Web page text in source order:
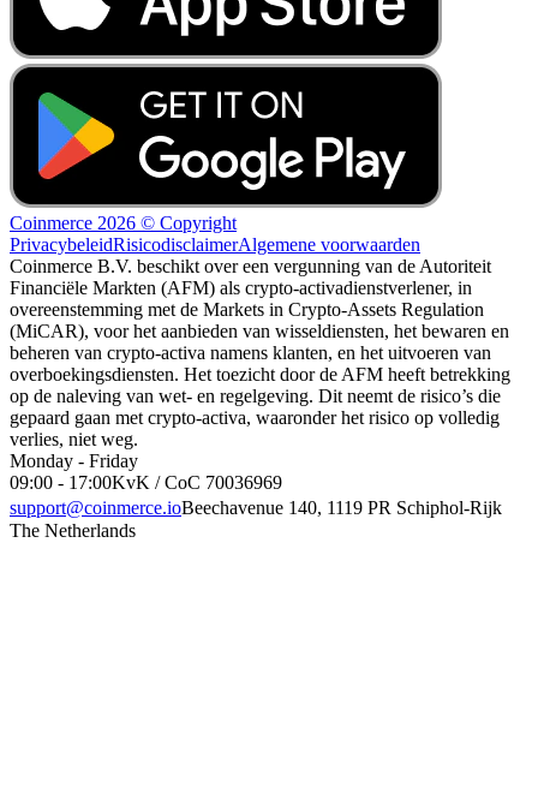
Coinmerce 2026 © Copyright
PrivacybeleidRisicodisclaimerAlgemene voorwaarden
Coinmerce B.V. beschikt over een vergunning van de Autoriteit
Financiële Markten (AFM) als crypto-activadienstverlener, in
overeenstemming met de Markets in Crypto-Assets Regulation
(MiCAR), voor het aanbieden van wisseldiensten, het bewaren en
beheren van crypto-activa namens klanten, en het uitvoeren van
overboekingsdiensten. Het toezicht door de AFM heeft betrekking
op de naleving van wet- en regelgeving. Dit neemt de risico’s die
gepaard gaan met crypto-activa, waaronder het risico op volledig
verlies, niet weg.
Monday - Friday
09:00 - 17:00KvK / CoC 70036969
support@coinmerce.ioBeechavenue 140, 1119 PR Schiphol-Rijk
The Netherlands